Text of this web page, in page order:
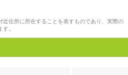
住所に所在することを表すものであり、実際の
。